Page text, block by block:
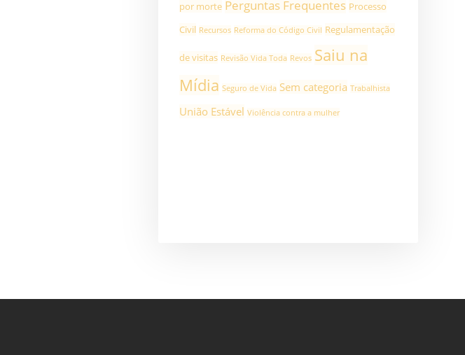
por morte Perguntas Frequentes Processo
Civil Recursos Reforma do Código Civil Regulamentação
de visitas Revisão Vida Toda Revos Saiu na
Mídia Seguro de Vida Sem categoria Trabalhista
União Estável Violência contra a mulher